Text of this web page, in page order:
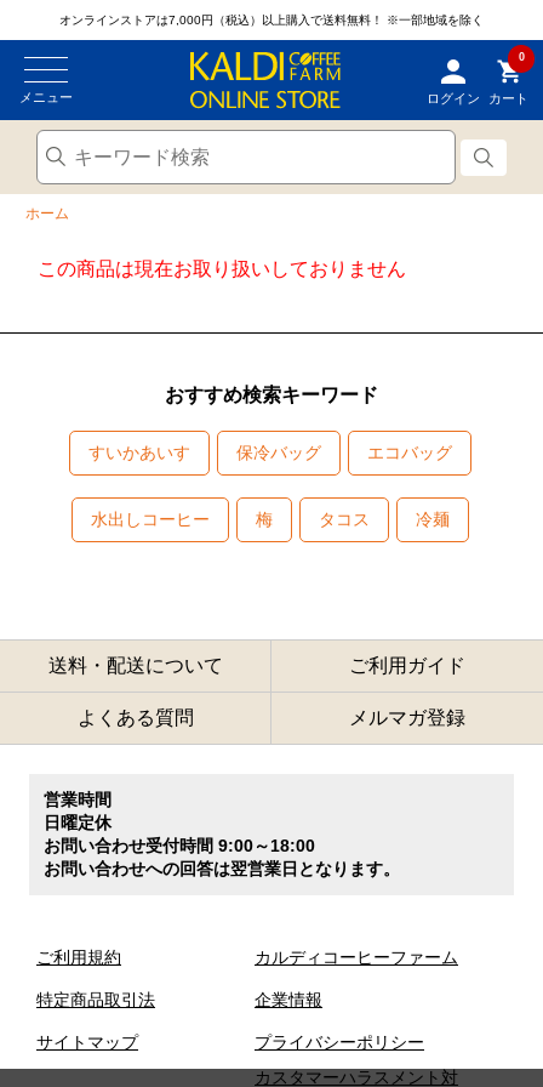
オンラインストアは7,000円（税込）以上購入で送料無料！ ※一部地域を除く
メニュー ログイン
0
カート
ホーム
この商品は現在お取り扱いしておりません
おすすめ検索キーワード
すいかあいす 保冷バッグ エコバッグ
水出しコーヒー 梅 タコス 冷麺
送料・配送について ご利用ガイド
よくある質問 メルマガ登録
営業時間
日曜定休
お問い合わせ受付時間 9:00～18:00
お問い合わせへの回答は翌営業日となります。
ご利用規約
特定商品取引法
サイトマップ
カルディコーヒーファーム
企業情報
プライバシーポリシー
カスタマーハラスメント対